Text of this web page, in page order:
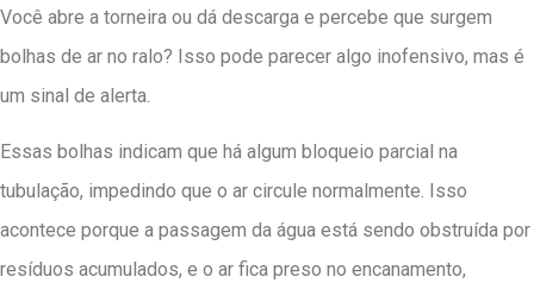
Você abre a torneira ou dá descarga e percebe que surgem
bolhas de ar no ralo? Isso pode parecer algo inofensivo, mas é
um sinal de alerta.
Essas bolhas indicam que há algum bloqueio parcial na
tubulação, impedindo que o ar circule normalmente. Isso
acontece porque a passagem da água está sendo obstruída por
resíduos acumulados, e o ar fica preso no encanamento,